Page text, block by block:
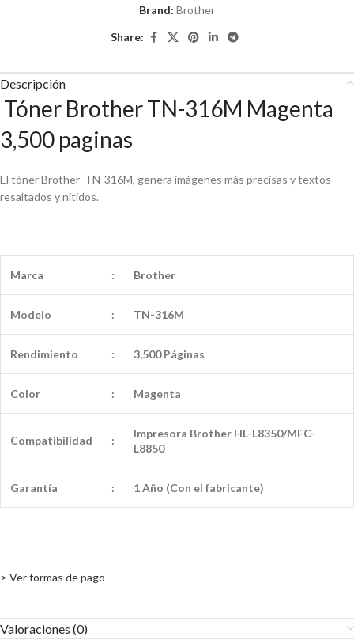
Brand: Brother
Share:
Descripción
Tóner Brother TN-316M Magenta
3,500 paginas
El tóner Brother TN-316M, genera imágenes más precisas y textos
resaltados y nítidos.
Marca : Brother
Modelo : TN-316M
Rendimiento : 3,500 Páginas
Color : Magenta
Compatibilidad :
Impresora Brother HL-L8350/MFC-
L8850
Garantía : 1 Año (Con el fabricante)
> Ver formas de pago
Valoraciones (0)